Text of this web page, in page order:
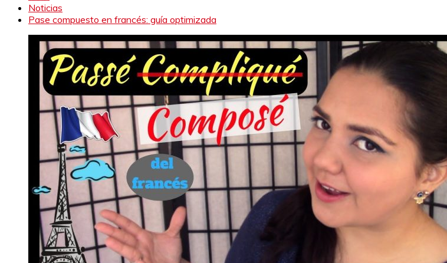
Noticias
Pase compuesto en francés: guía optimizada